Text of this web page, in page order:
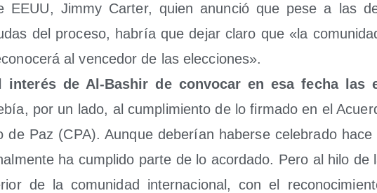
EEUU, Jimmy Car­ter, quien anun­ció que pese a las
del pro­ce­so, habría que dejar cla­ro que «la
al ven­ce­dor de las elecciones».
inte­rés de Al-Bashir de con­vo­car en esa fecha las
por un lado, al cum­pli­mien­to de lo fir­ma­do en el
de Paz (CPA). Aun­que debe­rían haber­se cele­bra­do hace
ha cum­pli­do par­te de lo acor­da­do. Pero al hilo
de la comu­ni­dad inter­na­cio­nal, con el